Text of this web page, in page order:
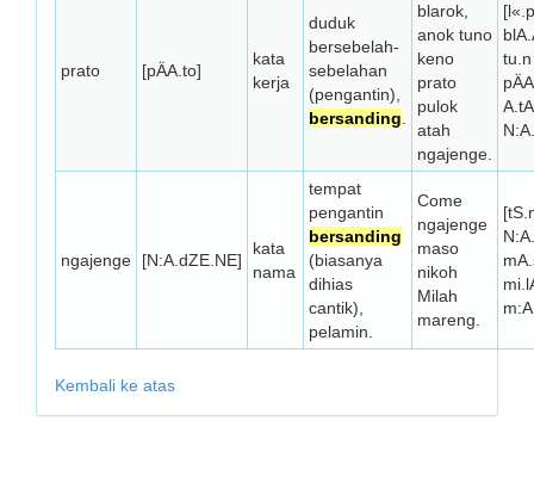
prato [pÄA.to]
kata
kerja
duduk
bersebelah-
sebelahan
(pengantin),
bersanding
blarok,
anok tuno
keno
prato
pulok
atah
ngajenge.
ngajenge [N:A.dZE.NE]
kata
nama
tempat
pengantin
bersanding
(biasanya
dihias
cantik),
pelamin.
Come
ngajenge
maso
nikoh
Milah
mareng.
Kembali ke atas